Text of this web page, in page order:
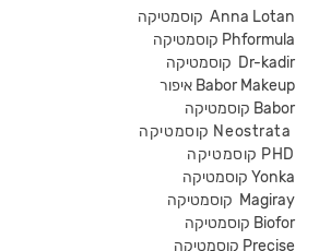
קוסמטיקה Anna Lotan
קוסמטיקה Phformula
קוסמטיקה Dr-kadir
איפור Babor Makeup
קוסמטיקה Babor
קוסמטיקה Neostrata
קוסמטיקה PHD
קוסמטיקה Yonka
Magiray
קוסמטיקה Biofor
קוסמטיקה Precise